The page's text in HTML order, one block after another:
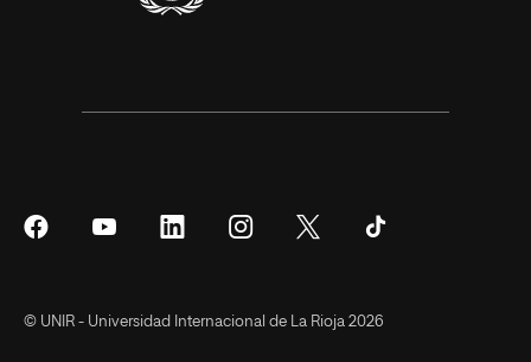
SíguenosSíguenos
SíguenosSíguenos
Síguenos
© UNIR - Universidad Internacional de La Rioja 2026